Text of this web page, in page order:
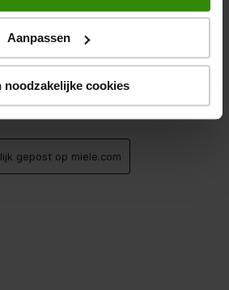
Aanpassen
noodzakelijke cookies
the dryer safely stacked on the
good too. I can highly recommend
gepost op miele.com